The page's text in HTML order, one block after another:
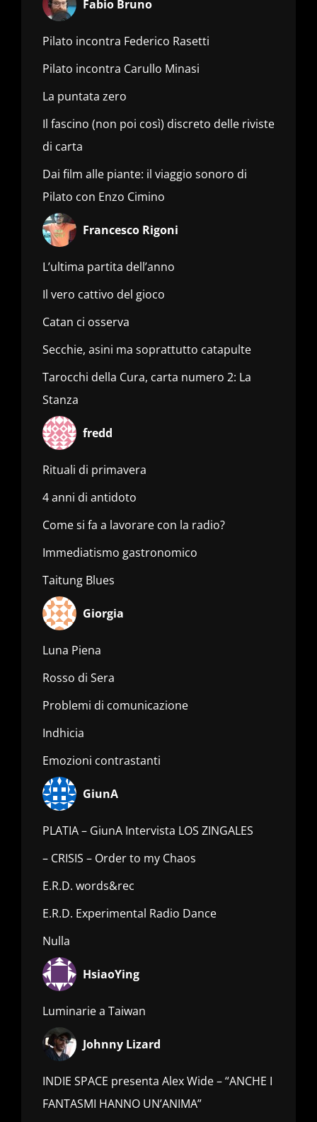
Fabio Bruno
Pilato incontra Federico Rasetti
Pilato incontra Carullo Minasi
La puntata zero
Il fascino (non poi così) discreto delle riviste
di carta
Dai film alle piante: il viaggio sonoro di
Pilato con Enzo Cimino
Francesco Rigoni
L’ultima partita dell’anno
Il vero cattivo del gioco
Catan ci osserva
Secchie, asini ma soprattutto catapulte
Tarocchi della Cura, carta numero 2: La
Stanza
fredd
Rituali di primavera
4 anni di antidoto
Come si fa a lavorare con la radio?
Immediatismo gastronomico
Taitung Blues
Giorgia
Luna Piena
Rosso di Sera
Problemi di comunicazione
Indhicia
Emozioni contrastanti
GiunA
PLATIA – GiunA Intervista LOS ZINGALES
– CRISIS – Order to my Chaos
E.R.D. words&rec
E.R.D. Experimental Radio Dance
Nulla
HsiaoYing
Luminarie a Taiwan
Johnny Lizard
INDIE SPACE presenta Alex Wide – “ANCHE I
FANTASMI HANNO UN’ANIMA”